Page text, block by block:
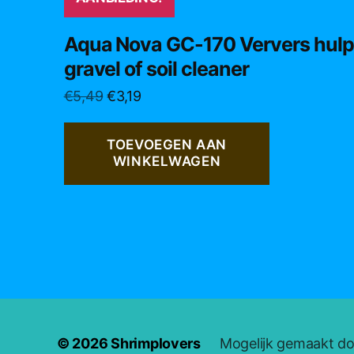
Aqua Nova GC-170 Ververs
gravel of soil cleaner
€5,49 Oorspronkelijke
was:
€5,49.
€3,19Huidige
is:
€3,19.
TOEVOEGEN AAN
WINKELWAGEN
© 2026Shrimplovers Mogelijk gemaakt